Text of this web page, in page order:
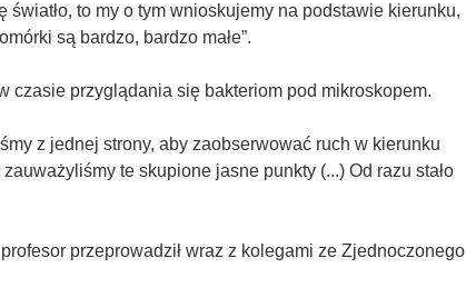
to my o tym wnioskujemy na podstawie kierunku,
są bardzo, bardzo małe”.
czasie przyglądania się bakteriom pod mikroskopem.
z jednej strony, aby zaobserwować ruch w kierunku
te skupione jasne punkty (...) Od razu stało
przeprowadził wraz z kolegami ze Zjednoczonego